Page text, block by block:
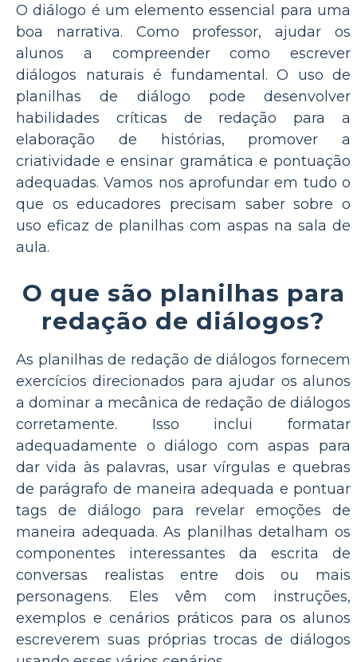
O diálogo é um elemento essencial para uma
boa narrativa. Como professor, ajudar os
alunos a compreender como escrever
diálogos naturais é fundamental. O uso de
planilhas de diálogo pode desenvolver
habilidades críticas de redação para a
elaboração de histórias, promover a
criatividade e ensinar gramática e pontuação
adequadas. Vamos nos aprofundar em tudo o
que os educadores precisam saber sobre o
uso eficaz de planilhas com aspas na sala de
aula.
O que são planilhas para
redação de diálogos?
As planilhas de redação de diálogos fornecem
exercícios direcionados para ajudar os alunos
a dominar a mecânica de redação de diálogos
corretamente. Isso inclui formatar
adequadamente o diálogo com aspas para
dar vida às palavras, usar vírgulas e quebras
de parágrafo de maneira adequada e pontuar
tags de diálogo para revelar emoções de
maneira adequada. As planilhas detalham os
componentes interessantes da escrita de
conversas realistas entre dois ou mais
personagens. Eles vêm com instruções,
exemplos e cenários práticos para os alunos
escreverem suas próprias trocas de diálogos